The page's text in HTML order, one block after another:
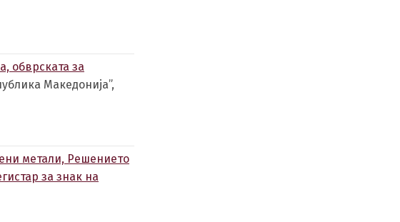
обврската за
Македонија”,
метали, Решението
за знак на